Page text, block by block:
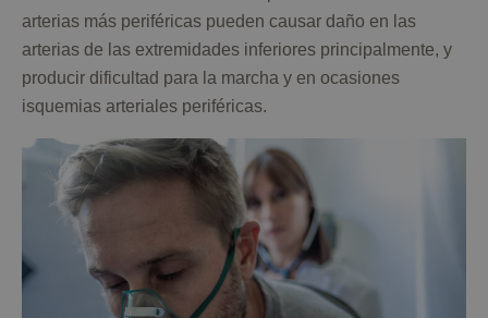
arterias más periféricas pueden causar daño en las
arterias de las extremidades inferiores principalmente, y
producir dificultad para la marcha y en ocasiones
isquemias arteriales periféricas.